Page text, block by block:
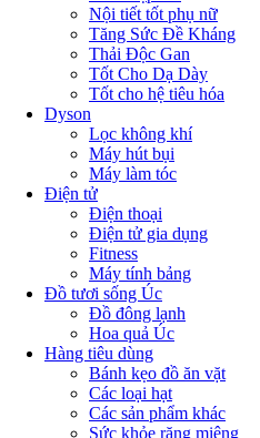
Nội tiết tốt phụ nữ
Tăng Sức Đề Kháng
Thải Độc Gan
Tốt Cho Dạ Dày
Tốt cho hệ tiêu hóa
Dyson
Lọc không khí
Máy hút bụi
Máy làm tóc
Điện tử
Điện thoại
Điện tử gia dụng
Fitness
Máy tính bảng
Đồ tươi sống Úc
Đồ đông lạnh
Hoa quả Úc
Hàng tiêu dùng
Bánh kẹo đồ ăn vặt
Các loại hạt
Các sản phẩm khác
Sức khỏe răng miệng